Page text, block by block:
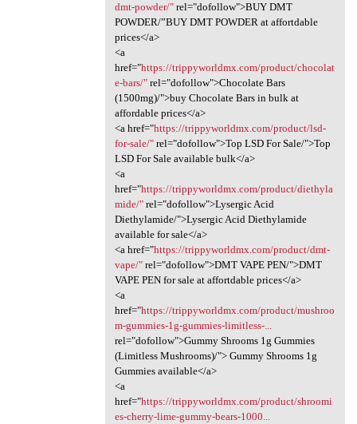
dmt-powder/"rel="dofollow">BUY DMT
POWDER/”BUY DMT POWDER at affortdable
prices</a>
<a
href="https://trippyworldmx.com/product/chocolat
e-bars/"rel="dofollow">Chocolate Bars
(1500mg)/">buy Chocolate Bars in bulk at
affordable prices</a>
<a href="https://trippyworldmx.com/product/lsd-
for-sale/"rel="dofollow">Top LSD For Sale/">Top
LSD For Sale available bulk</a>
<a
href="https://trippyworldmx.com/product/diethyla
mide/"rel="dofollow">Lysergic Acid
Diethylamide/">Lysergic Acid Diethylamide
available for sale</a>
<a href="https://trippyworldmx.com/product/dmt-
vape/"rel="dofollow">DMT VAPE PEN/">DMT
VAPE PEN for sale at affortdable prices</a>
<a
href="https://trippyworldmx.com/product/mushroo
m-gummies-1g-gummies-limitless-...
rel="dofollow">Gummy Shrooms 1g Gummies
(Limitless Mushrooms)/"> Gummy Shrooms 1g
Gummies available</a>
<a
href="https://trippyworldmx.com/product/shroomi
es-cherry-lime-gummy-bears-1000...